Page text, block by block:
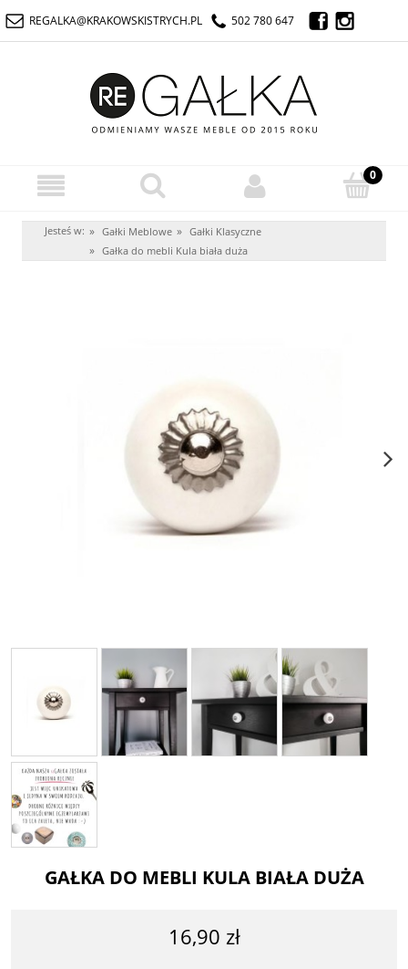
REGALKA@KRAKOWSKISTRYCH.PL 502 780 647
Jesteś w: » Gałki Meblowe » Gałki Klasyczne
» Gałka do mebli Kula biała duża
GAŁKA DO MEBLI KULA BIAŁA DUŻA
16,90 zł